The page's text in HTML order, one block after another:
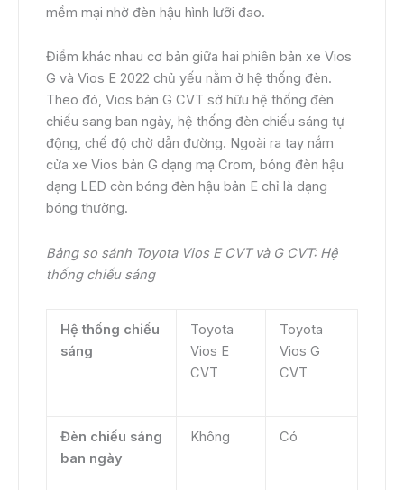
mềm mại nhờ đèn hậu hình lưỡi đao.
Điểm khác nhau cơ bản giữa hai phiên bản xe Vios
G và Vios E 2022 chủ yếu nằm ở hệ thống đèn.
Theo đó, Vios bản G CVT sở hữu hệ thống đèn
chiếu sang ban ngày, hệ thống đèn chiếu sáng tự
động, chế độ chờ dẫn đường. Ngoài ra tay nắm
cửa xe Vios bản G dạng mạ Crom, bóng đèn hậu
dạng LED còn bóng đèn hậu bản E chỉ là dạng
bóng thường.
Bảng so sánh Toyota Vios E CVT và G CVT: Hệ
thống chiếu sáng
Hệ thống chiếu
sáng
Toyota
Vios E
CVT
Toyota
Vios G
CVT
Đèn chiếu sáng
ban ngày
Không Có